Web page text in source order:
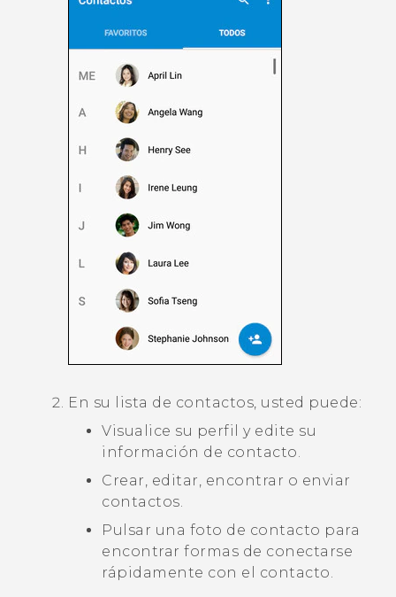
En su lista de contactos, usted puede:
Visualice su perfil y edite su
información de contacto.
Crear, editar, encontrar o enviar
contactos.
Pulsar una foto de contacto para
encontrar formas de conectarse
rápidamente con el contacto.